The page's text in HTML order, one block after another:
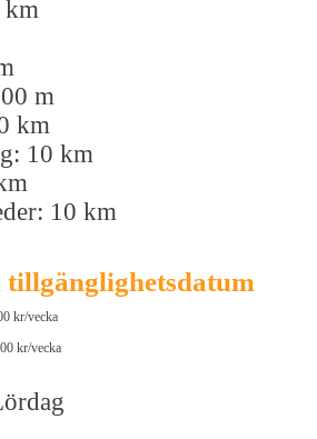
km
m
km
10 km
10 km
tillgänglighetsdatum
kr/vecka
kr/vecka